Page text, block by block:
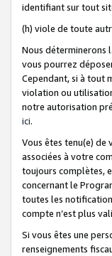
identifiant sur tout
(h) viole de toute
Nous déterminerons
vous pourrez
Cependant, si à tout
violation ou
notre autorisation
ici.
Vous êtes tenu(e) de
associées à votre
toujours complètes,
concernant le
toutes les
compte n’est plus
Si vous êtes une
renseignements